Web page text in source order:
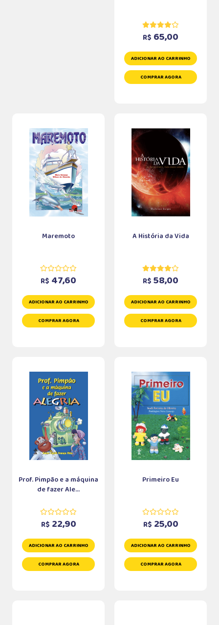
R$ 65,00
ADICIONAR AO CARRINHO
COMPRAR AGORA
Maremoto
R$ 47,60
ADICIONAR AO CARRINHO
COMPRAR AGORA
A História da Vida
R$ 58,00
ADICIONAR AO CARRINHO
COMPRAR AGORA
Prof. Pimpão e a máquina
de fazer Ale...
R$ 22,90
ADICIONAR AO CARRINHO
COMPRAR AGORA
Primeiro Eu
R$ 25,00
ADICIONAR AO CARRINHO
COMPRAR AGORA